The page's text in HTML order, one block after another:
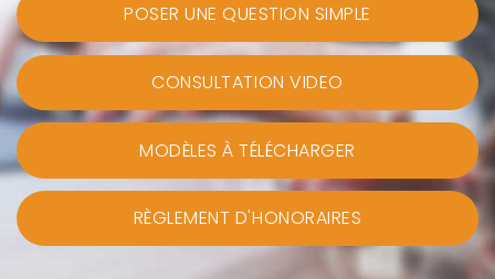
POSER UNE QUESTION SIMPLE
CONSULTATION VIDEO
MODÈLES À TÉLÉCHARGER
RÈGLEMENT D'HONORAIRES